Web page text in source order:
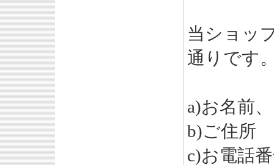
当ショッ
通りです
a)お名前
b)ご住所
c)お電話